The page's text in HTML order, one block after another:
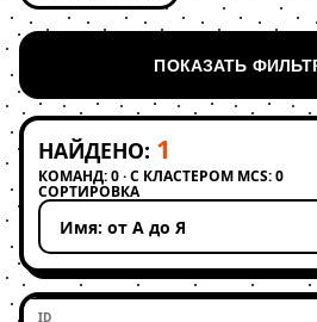
ПОКАЗАТЬ
НАЙДЕНО: 1
КОМАНД: 0 · С КЛАСТЕРОМ MCS: 0
СОРТИРОВКА
Применить сортировку